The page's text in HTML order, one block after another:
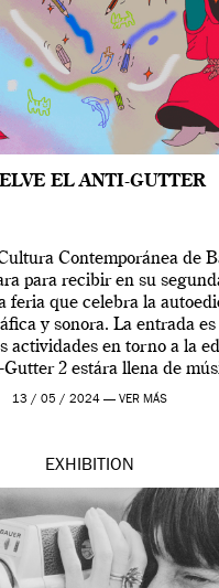
EL ANTI-GUTTER
Contemporánea de
para recibir en su
feria que celebra la
y sonora. La entrada
actividades en torno a la
2 estára llena de
[…]
13 / 05 / 2024 — VER MÁS
EXHIBITION